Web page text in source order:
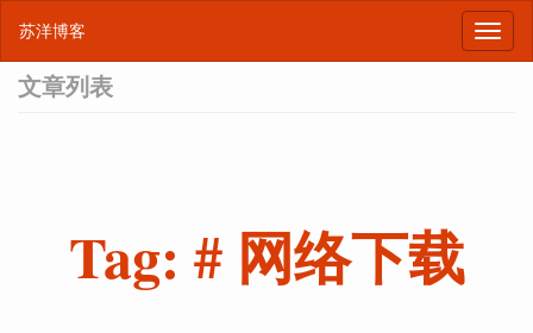
苏洋博客
文章列表
Tag: # 网络下载